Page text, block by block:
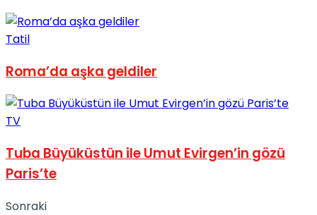
Tatil
Roma’da aşka geldiler
TV
Tuba Büyüküstün ile Umut Evirgen’in gözü
Paris’te
Sonraki